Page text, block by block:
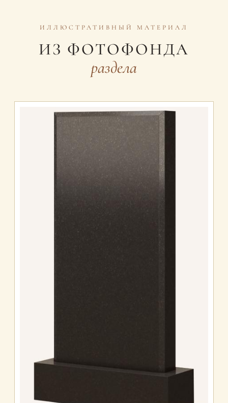
ИЛЛЮСТРАТИВНЫЙ МАТЕРИАЛ
ИЗ ФОТОФОНДА
раздела